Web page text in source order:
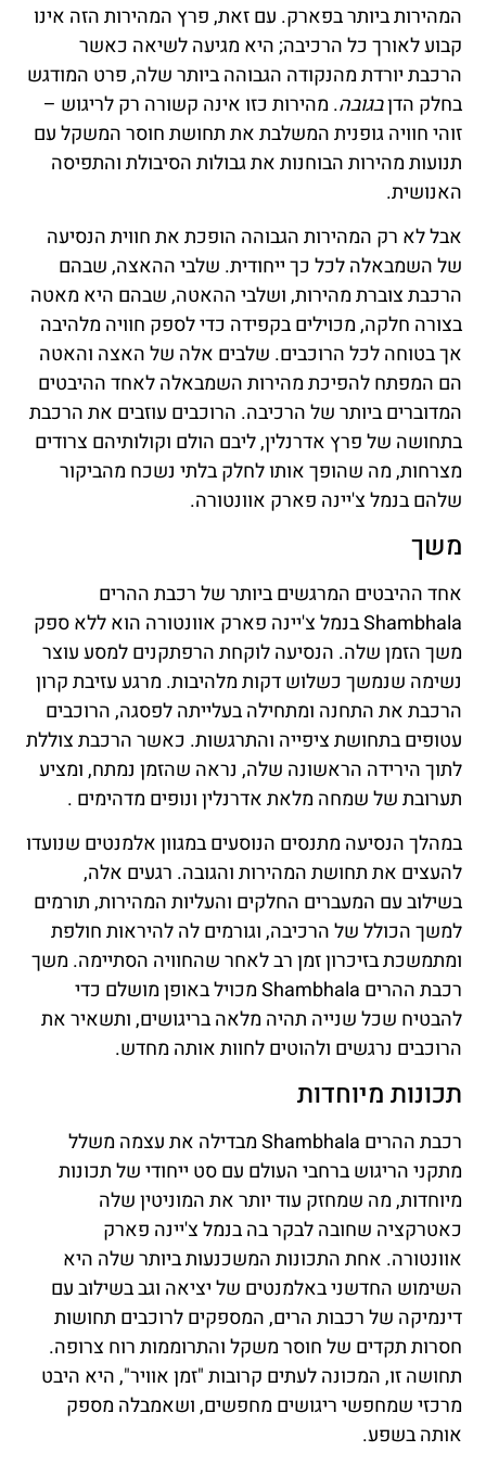
המהירות ביותר בפארק. עם זאת, פרץ המהירות הזה אינו
קבוע לאורך כל הרכיבה; היא מגיעה לשיאה כאשר
הרכבת יורדת מהנקודה הגבוהה ביותר שלה, פרט המודגש
בחלק הדןבגובה. מהירות כזו אינה קשורה רק לריגוש –
זוהי חוויה גופנית המשלבת את תחושת חוסר המשקל עם
תנועות מהירות הבוחנות את גבולות הסיבולת והתפיסה
האנושית.
אבל לא רק המהירות הגבוהה הופכת את חווית הנסיעה
של השמבאלה לכל כך ייחודית. שלבי ההאצה, שבהם
הרכבת צוברת מהירות, ושלבי ההאטה, שבהם היא מאטה
בצורה חלקה, מכוילים בקפידה כדי לספק חוויה מלהיבה
אך בטוחה לכל הרוכבים. שלבים אלה של האצה והאטה
הם המפתח להפיכת מהירות השמבאלה לאחד ההיבטים
המדוברים ביותר של הרכיבה. הרוכבים עוזבים את הרכבת
בתחושה של פרץ אדרנלין, ליבם הולם וקולותיהם צרודים
מצרחות, מה שהופך אותו לחלק בלתי נשכח מהביקור
שלהם בנמל צ'יינה פארק אוונטורה.
משך
אחד ההיבטים המרגשים ביותר של רכבת ההרים
Shambhala בנמל צ'יינה פארק אוונטורה הוא ללא ספק
משך הזמן שלה. הנסיעה לוקחת הרפתקנים למסע עוצר
נשימה שנמשך כשלוש דקות מלהיבות. מרגע עזיבת קרון
הרכבת את התחנה ומתחילה בעלייתה לפסגה, הרוכבים
עטופים בתחושת ציפייה והתרגשות. כאשר הרכבת צוללת
לתוך הירידה הראשונה שלה, נראה שהזמן נמתח, ומציע
תערובת של שמחה מלאת אדרנלין ונופים מדהימים .
במהלך הנסיעה מתנסים הנוסעים במגוון אלמנטים שנועדו
להעצים את תחושת המהירות והגובה. רגעים אלה,
בשילוב עם המעברים החלקים והעליות המהירות, תורמים
למשך הכולל של הרכיבה, וגורמים לה להיראות חולפת
ומתמשכת בזיכרון זמן רב לאחר שהחוויה הסתיימה. משך
רכבת ההרים Shambhala מכויל באופן מושלם כדי
להבטיח שכל שנייה תהיה מלאה בריגושים, ותשאיר את
הרוכבים נרגשים ולהוטים לחוות אותה מחדש.
תכונות מיוחדות
רכבת ההרים Shambhala מבדילה את עצמה משלל
מתקני הריגוש ברחבי העולם עם סט ייחודי של תכונות
מיוחדות, מה שמחזק עוד יותר את המוניטין שלה
כאטרקציה שחובה לבקר בה בנמל צ'יינה פארק
אוונטורה. אחת התכונות המשכנעות ביותר שלה היא
השימוש החדשני באלמנטים של יציאה וגב בשילוב עם
דינמיקה של רכבות הרים, המספקים לרוכבים תחושות
חסרות תקדים של חוסר משקל והתרוממות רוח צרופה.
תחושה זו, המכונה לעתים קרובות "זמן אוויר", היא היבט
מרכזי שמחפשי ריגושים מחפשים, ושאמבלה מספק
אותה בשפע.